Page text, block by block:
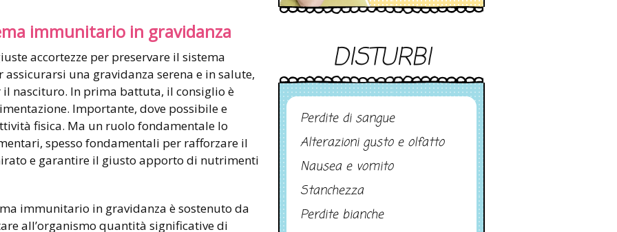
immunitario in gravidanza
accortezze per preservare il sistema
una gravidanza serena e in salute,
nascituro. In prima battuta, il consiglio è
Importante, dove possibile e
fisica. Ma un ruolo fondamentale lo
spesso fondamentali per rafforzare il
e garantire il giusto apporto di nutrimenti
immunitario in gravidanza è sostenuto da
all’organismo quantità significative di
DISTURBI
Perdite di sangue
Alterazioni gusto e olfatto
Nausea e vomito
Stanchezza
Perdite bianche